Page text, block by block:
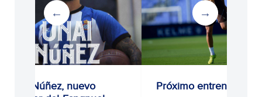
Unai Núñez, nuevo
Próximo